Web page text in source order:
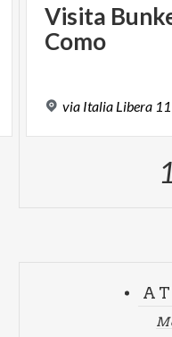
Visita
Como
via Italia Libera 11